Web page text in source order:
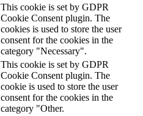
This cookie is set by GDPR
Cookie Consent plugin. The
cookies is used to store the user
consent for the cookies in the
category "Necessary".
This cookie is set by GDPR
Cookie Consent plugin. The
cookie is used to store the user
consent for the cookies in the
category "Other.